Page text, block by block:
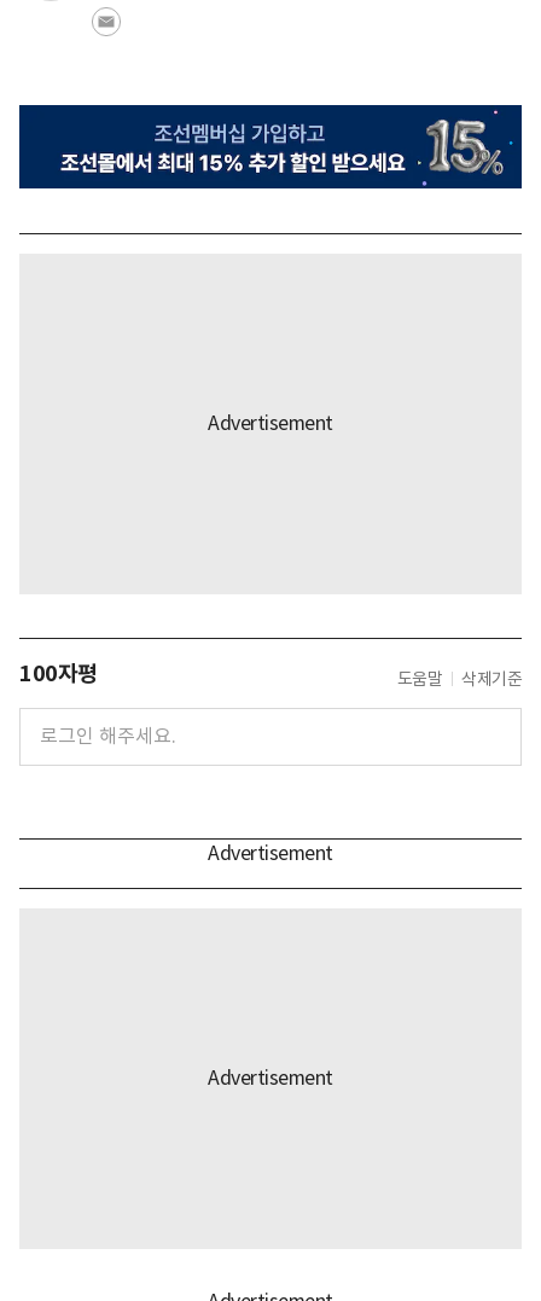
100자평 도움말 삭제기준